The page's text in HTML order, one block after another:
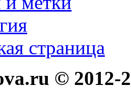
страница
© 2012-